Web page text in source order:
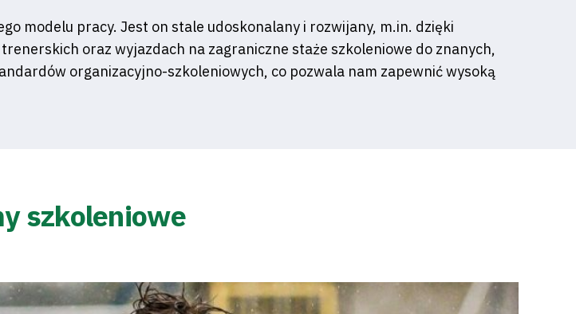
modelu pracy. Jest on stale udoskonalany i rozwijany, m.in. dzięki
oraz wyjazdach na zagraniczne staże szkoleniowe do znanych,
organizacyjno-szkoleniowych, co pozwala nam zapewnić wysoką
szkoleniowe